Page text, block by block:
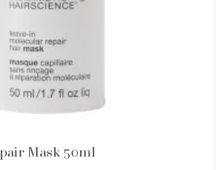
Mask 50ml